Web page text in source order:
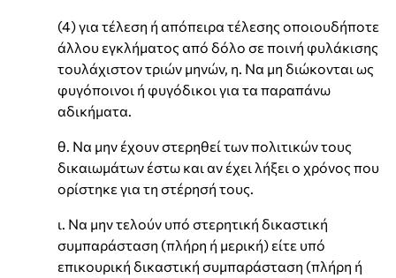
(4) για τέλεση ή απόπειρα τέλεσης οποιουδήποτε
άλλου εγκλήματος από δόλο σε ποινή φυλάκισης
τουλάχιστον τριών μηνών, η. Να μη διώκονται ως
φυγόποινοι ή φυγόδικοι για τα παραπάνω
αδικήματα.
θ. Να μην έχουν στερηθεί των πολιτικών τους
δικαιωμάτων έστω και αν έχει λήξει ο χρόνος που
ορίστηκε για τη στέρησή τους.
ι. Να μην τελούν υπό στερητική δικαστική
συμπαράσταση (πλήρη ή μερική) είτε υπό
επικουρική δικαστική συμπαράσταση (πλήρη ή